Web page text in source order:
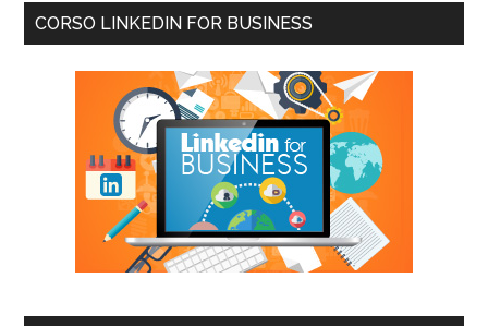
CORSO LINKEDIN FOR BUSINESS